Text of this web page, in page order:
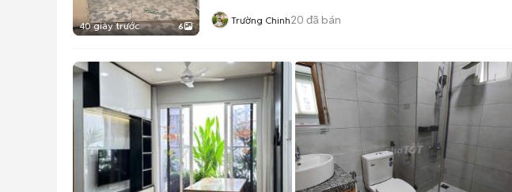
40 giây trước 6 Trường Chinh20 đã bán